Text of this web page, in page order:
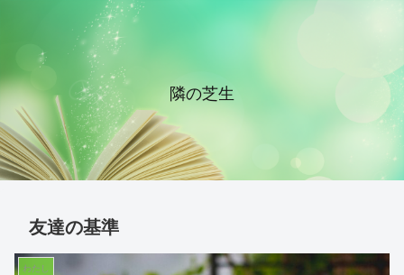
隣の芝生
友達の基準
わたし